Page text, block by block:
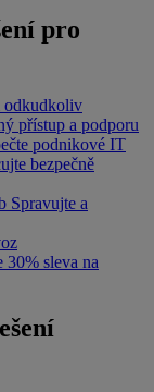
pro
odkudkoliv
přístup a podporu
podnikové IT
bezpečně
Spravujte a
30% sleva na